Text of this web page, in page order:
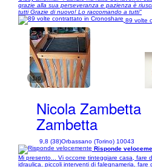
grazie alla sua perseveranza e pazienza è
tutti Grazie di nuovo! Lo raccomando a tutti"
89 volte
1/6
Nicola Zambetta
Zambetta
9,8 (38)Orbassano (Torino) 10043
Risponde
Mi presento... Vi occorre tinteggiare casa, fare
idraulica, piccoli interventi di falegnameria, fare